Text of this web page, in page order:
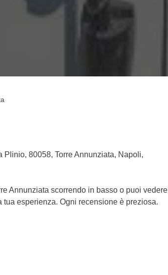
80058, Torre Annunziata, Napoli,
Annunziata scorrendo in basso o puoi vedere
esperienza. Ogni recensione è preziosa.